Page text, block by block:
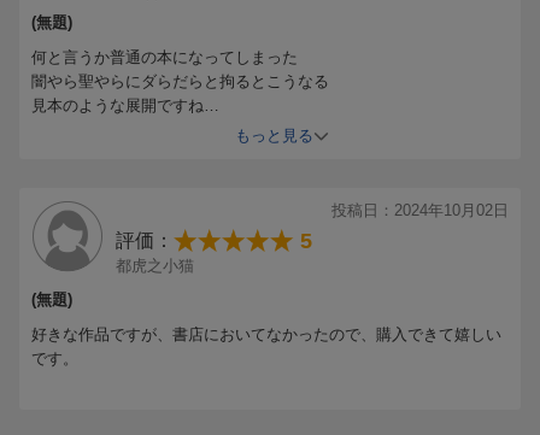
(無題)
何と言うか普通の本になってしまった
闇やら聖やらにダらだらと拘るとこうなる
見本のような展開ですね
今更あの王子は別に要らんだろうとしか・・・
もっと見る
投稿日：2024年10月02日
評価： 5
都虎之小猫
(無題)
好きな作品ですが、書店においてなかったので、購入できて嬉しい
です。